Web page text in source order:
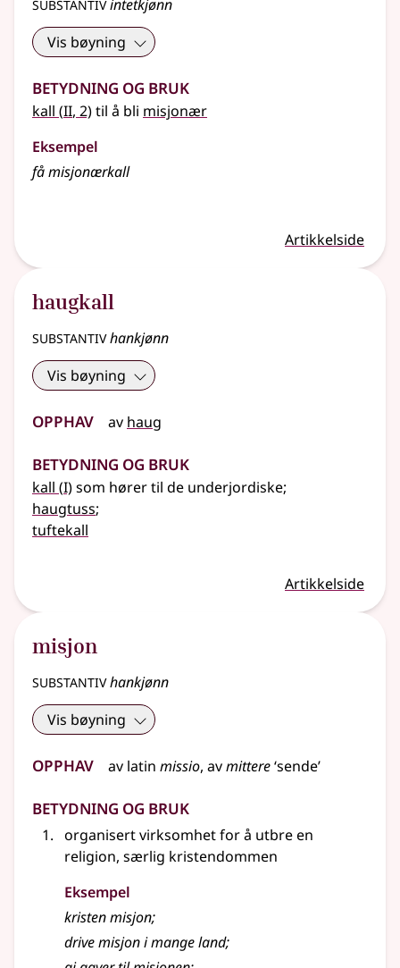
intetkjønn
Vis bøyning
Betydning og bruk
kall (2
II, 2)til å bli misjonær
Eksempel
fåmisjonærkall
Artikkelside
haugkall
substantivhankjønn
Vis bøyning
Opphav av haug
Betydning og bruk
kall (1
I)som hører til de underjordiske;
haugtuss;
tuftekall
Artikkelside
misjon
substantivhankjønn
Vis bøyning
Opphav av latin missio, avmittere‘sende’
Betydning og bruk
organisert virksomhet for å utbre en
religion, særlig kristendommen
Eksempel
kristenmisjon;
drivemisjoni mange land;